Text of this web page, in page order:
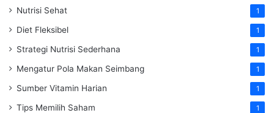
Nutrisi Sehat 1
Diet Fleksibel 1
Strategi Nutrisi Sederhana 1
Mengatur Pola Makan Seimbang 1
Sumber Vitamin Harian 1
Tips Memilih Saham 1